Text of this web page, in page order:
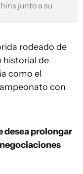
junto a su
rodeado de
historial de
como el
con
desea prolongar